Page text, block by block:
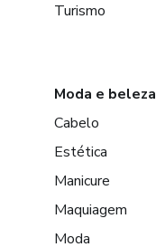
Turismo
Moda e beleza
Cabelo
Estética
Manicure
Maquiagem
Moda